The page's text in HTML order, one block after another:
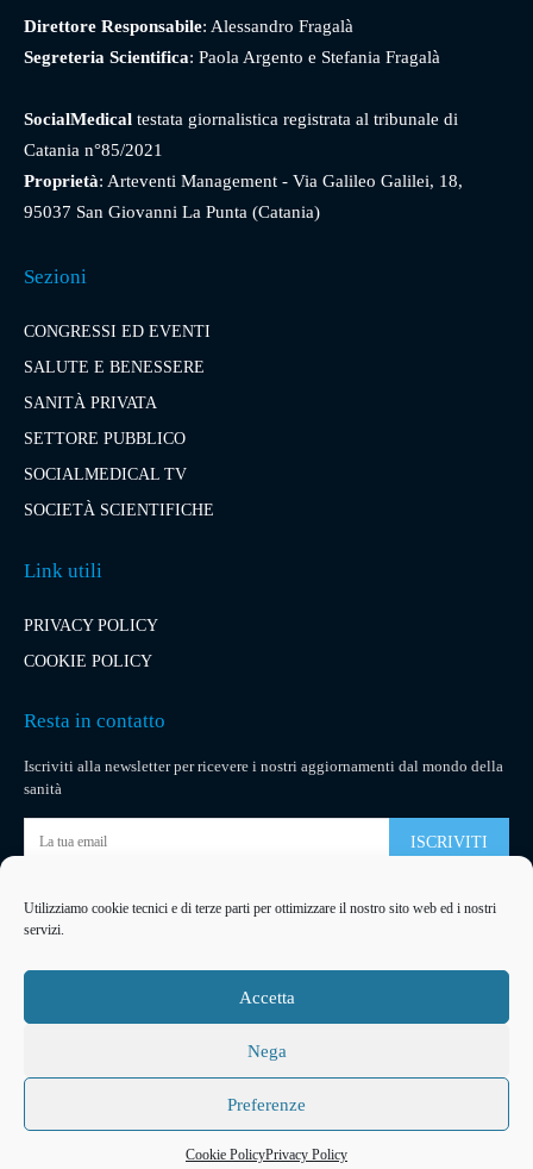
Utilizziamo cookie tecnici e di terze parti per ottimizzare il nostro sito web ed i nostri
servizi.
Accetta
Nega
Preferenze
Cookie PolicyPrivacy Policy
Direttore Responsabile: Alessandro Fragalà
Segreteria Scientifica: Paola Argento e Stefania Fragalà
SocialMedical testata giornalistica registrata al tribunale di
Catania n°85/2021
Proprietà: Arteventi Management - Via Galileo Galilei, 18,
95037 San Giovanni La Punta (Catania)
Sezioni
CONGRESSI ED EVENTI
SALUTE E BENESSERE
SANITÀ PRIVATA
SETTORE PUBBLICO
SOCIALMEDICAL TV
SOCIETÀ SCIENTIFICHE
Link utili
PRIVACY POLICY
COOKIE POLICY
Resta in contatto
Iscriviti alla newsletter per ricevere i nostri aggiornamenti dal mondo della
sanità
ISCRIVITI
Pubblicità
La tua pubblicità
Developed byFerracreative